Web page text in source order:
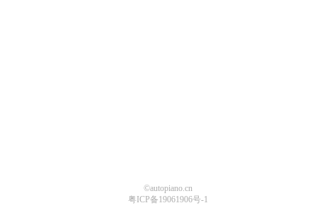
©autopiano.cn
粤ICP备19061906号-1